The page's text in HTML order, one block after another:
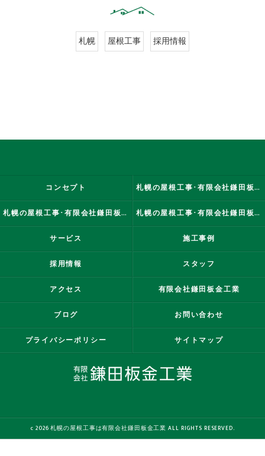
札幌 屋根工事 採用情報
コンセプト 札幌の屋根工事･有限会社鎌田板金工業の口コミ情報
札幌の屋根工事･有限会社鎌田板金工業の評判 札幌の屋根工事･有限会社鎌田板金工業のお客様の声
サービス 施工事例
採用情報 スタッフ
アクセス 有限会社鎌田板金工業
ブログ お問い合わせ
プライバシーポリシー サイトマップ
c 2026 札幌の屋根工事は有限会社鎌田板金工業 ALL RIGHTS RESERVED.